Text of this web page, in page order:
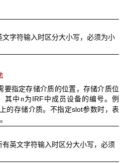
字符输入时区分大小写，必须为小
要指定存储介质的位置，存储介质位
其中n为IRF中成员设备的编号。例
的存储介质。不指定slot参数时，表
英文字符输入时区分大小写，必须